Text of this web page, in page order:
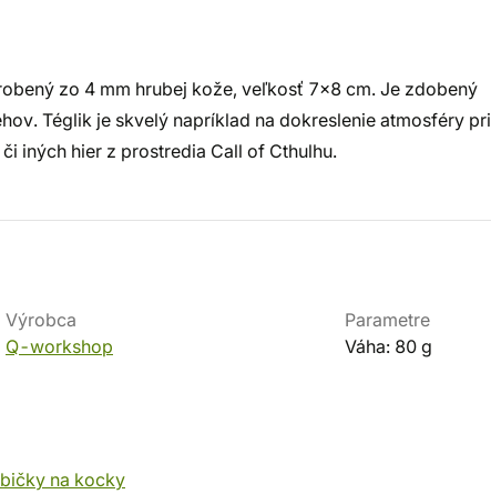
zo 4 mm hrubej kože, veľkosť 7x8 cm. Je zdobený
Téglik je skvelý napríklad na dokreslenie atmosféry pri
iných hier z prostredia Call of Cthulhu.
Výrobca
Q-workshop
Parametre
Váha: 80 g
na kocky